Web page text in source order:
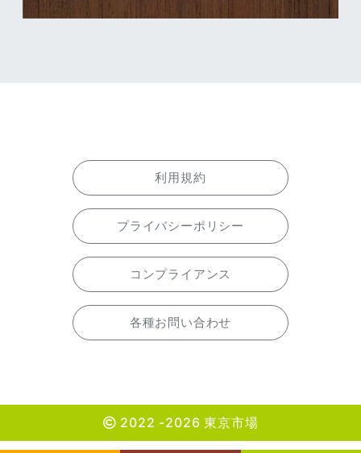
利用規約
プライバシーポリシー
コンプライアンス
各種お問い合わせ
2022 -2026 東京市場